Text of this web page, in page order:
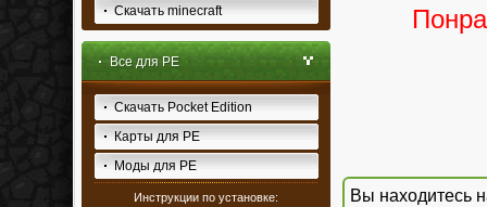
Скачать minecraft
Все для PE
Скачать Pocket Edition
Карты для PE
Моды для PE
Инструкции по установке:
Вы находитесь